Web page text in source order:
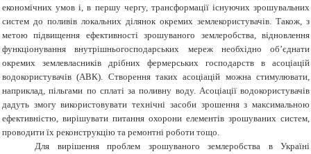
економічних умов і, в першу чергу, трансформації існуючих зрошувальних
систем до поливів локальних ділянок окремих землекористувачів. Також, з
метою підвищення ефективності зрошуваного землеробства, відновлення
функціонування внутрішньогосподарських мереж необхідно об’єднати
окремих землевласників дрібних фермерських господарств в асоціацій
водокористувачів (АВК). Створення таких асоціацій можна стимулювати,
наприклад, пільгами по сплаті за поливну воду. Асоціації водокористувачів
дадуть змогу використовувати технічні засоби зрошення з максимальною
ефективністю, вирішувати питання охорони елементів зрошуваних систем,
проводити їх реконструкцію та ремонтні роботи тощо.
Для вирішення проблем зрошуваного землеробства в Україні